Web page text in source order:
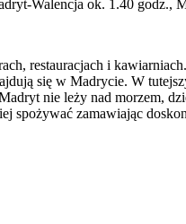
Walencja ok. 1.40 godz.,
restauracjach i
się w Madrycie. W
nie leży nad morzem,
spożywać zamawiając